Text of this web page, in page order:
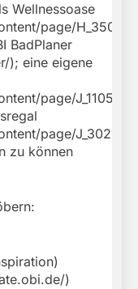
Wellnessoase
page/
BadPlaner
); eine eigene
page/J_11052)
page/J_30216).
zu können
)